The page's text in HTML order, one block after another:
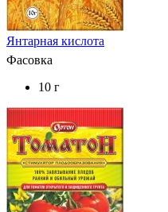
Янтарная кислота
Фасовка
10 г